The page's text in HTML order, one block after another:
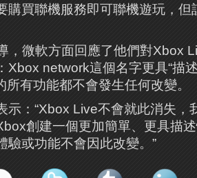
購買聯機服務即可聯機遊玩，但
，微軟方面回應了他們對Xbox
Xbox network這個名字更具“描
所有功能都不會發生任何改變。
示：“Xbox Live不會就此消失，
創建一個更加簡單、更具描
驗或功能不會因此改變。”